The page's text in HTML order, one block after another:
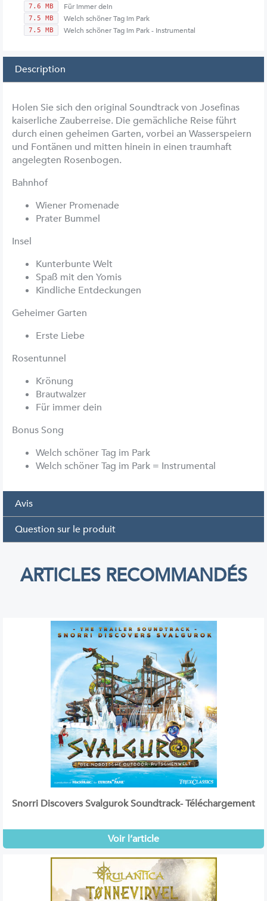
7.6 MB Für immer dein
7.5 MB Welch schöner Tag im Park
7.5 MB Welch schöner Tag im Park - Instrumental
Description
Holen Sie sich den original Soundtrack von Josefinas
kaiserliche Zauberreise. Die gemächliche Reise führt
durch einen geheimen Garten, vorbei an Wasserspeiern
und Fontänen und mitten hinein in einen traumhaft
angelegten Rosenbogen.
Bahnhof
Wiener Promenade
Prater Bummel
Insel
Kunterbunte Welt
Spaß mit den Yomis
Kindliche Entdeckungen
Geheimer Garten
Erste Liebe
Rosentunnel
Krönung
Brautwalzer
Für immer dein
Bonus Song
Welch schöner Tag im Park
Welch schöner Tag im Park = Instrumental
Avis
Question sur le produit
ARTICLES RECOMMANDÉS
Snorri Discovers Svalgurok Soundtrack- Téléchargement
Voir l’article